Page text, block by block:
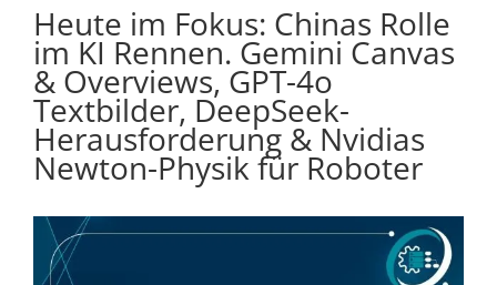
Heute im Fokus: Chinas Rolle
im KI Rennen. Gemini Canvas
& Overviews, GPT-4o
Textbilder, DeepSeek-
Herausforderung & Nvidias
Newton-Physik für Roboter